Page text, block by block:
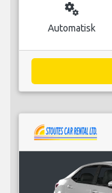
miscellaneous_services
Automatisk